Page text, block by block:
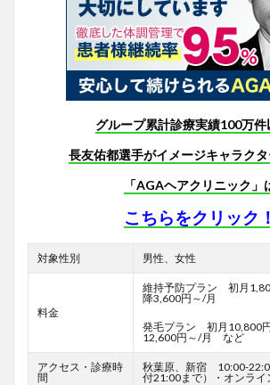
グループ累計診療実績100万件
長友佑都選手がイメージキャラク
「AGAヘアクリニック」
こちらをクリック！
対象性別 男性、女性
料金
維持予防プラン 初月
降3,600円～/月
発毛プラン 初月10,800
12,600円～/月 など
アクセス・診療時
間
秋葉原、新宿 10:00-
付21:00まで）・オンライ